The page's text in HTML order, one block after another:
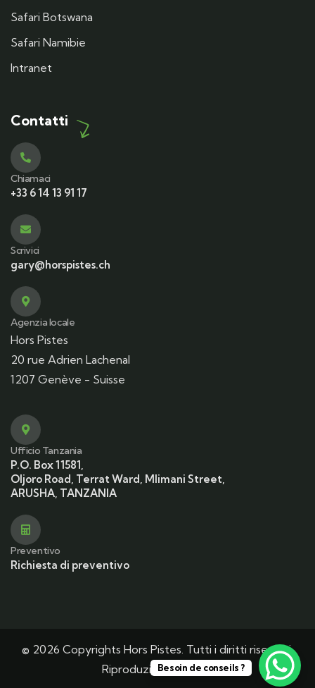
Safari Botswana
Safari Namibie
Intranet
Contatti
Chiamaci
+33 6 14 13 91 17
Scrivici
gary@horspistes.ch
Agenzia locale
Hors Pistes
20 rue Adrien Lachenal
1207 Genève - Suisse
Ufficio Tanzania
P.O. Box 11581,
Oljoro Road, Terrat Ward, Mlimani Street,
ARUSHA, TANZANIA
Preventivo
Richiesta di preventivo
© 2026 Copyrights Hors Pistes. Tutti i diritti riservati.
Riproduzione vietata.
Besoin de conseils ?